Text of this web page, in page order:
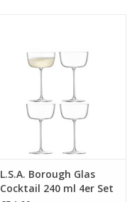
L.S.A. Borough Glas
Cocktail 240 ml 4er Set